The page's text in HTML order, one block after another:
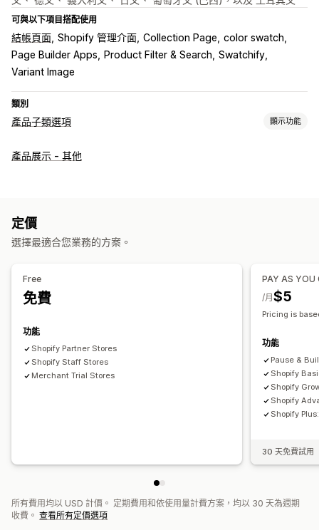
可與以下項目搭配使用
結帳頁面 Shopify 管理介面 Collection Page color swatch
Page Builder Apps
Product Filter & Search Swatchify
Variant Image
類別
產品子類選項 顯示功能
自訂
庫存
庫存不足提醒 隱藏無庫存商品
產品展示 - 其他
定價
選擇最適合您業務的方案。
Free
免費
功能
Shopify Partner Stores
Shopify Staff Stores
Merchant Trial Stores
PAY AS YOU
$5
/月
Pricing is
功能
Pause &
Shopify
Shopify
Shopify
Shopify
30 天免費試用
所有費用均以 USD 計價。 定期費用和依使用量計費方案，均以 30 天為週期
收費。 查看所有定價選項